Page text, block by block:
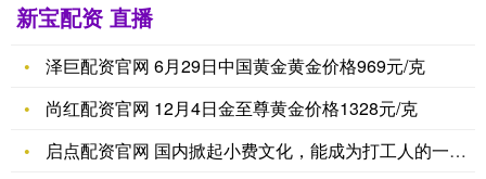
新宝配资 直播
泽巨配资官网 6月29日中国黄金黄金价格969元/克
尚红配资官网 12月4日金至尊黄金价格1328元/克
启点配资官网 国内掀起小费文化，能成为打工人的一道光吗？